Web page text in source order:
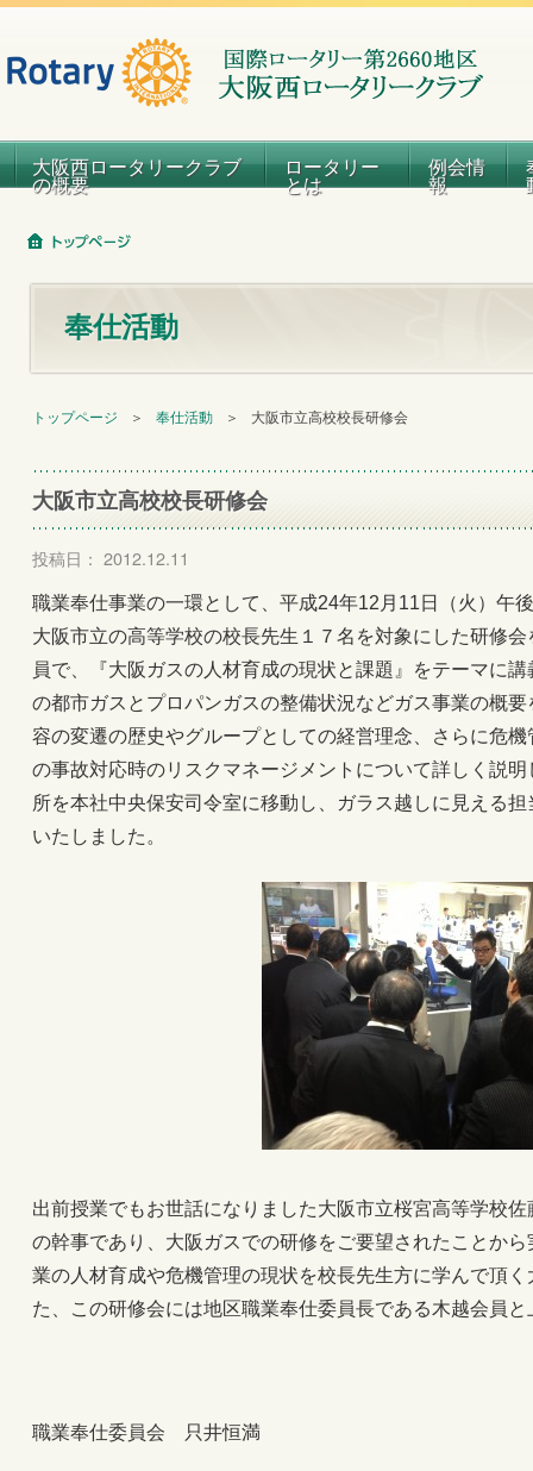
大阪西ロータリークラブ
の概要
ロータリー
とは
例会情
報
奉仕活動
トップページ ＞ 奉仕活動 ＞ 大阪市立高校校長研修会
大阪市立高校校長研修会
投稿日： 2012.12.11
職業奉仕事業の一環として、平成24年12月11日（火）午
大阪市立の高等学校の校長先生１７名を対象にした研修
員で、『大阪ガスの人材育成の現状と課題』をテーマに
の都市ガスとプロパンガスの整備状況などガス事業の概
容の変遷の歴史やグループとしての経営理念、さらに危
の事故対応時のリスクマネージメントについて詳しく説
所を本社中央保安司令室に移動し、ガラス越しに見える
いたしました。
出前授業でもお世話になりました大阪市立桜宮高等学校
の幹事であり、大阪ガスでの研修をご要望されたことか
業の人材育成や危機管理の現状を校長先生方に学んで頂
た、この研修会には地区職業奉仕委員長である木越会員
職業奉仕委員会 只井恒満